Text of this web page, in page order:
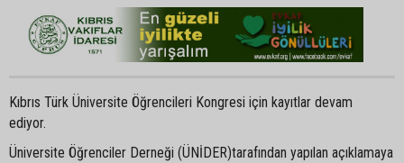
Kıbrıs Türk Üniversite Öğrencileri Kongresi için kayıtlar devam
ediyor.
Üniversite Öğrenciler Derneği (ÜNİDER)tarafından yapılan açıklamaya